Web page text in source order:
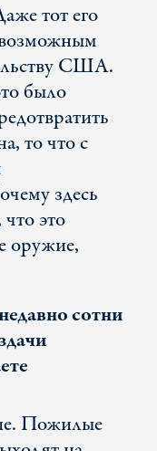
тот его
США.
было
то что с
здесь
это
оружие,
сотни
Пожилые